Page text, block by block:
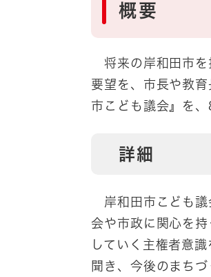
概要
将来の岸和田市を
要望を、市長や教
市こども議会』を
詳細
岸和田市こども議
会や市政に関心を
していく主権者意
聞き、今後のまち